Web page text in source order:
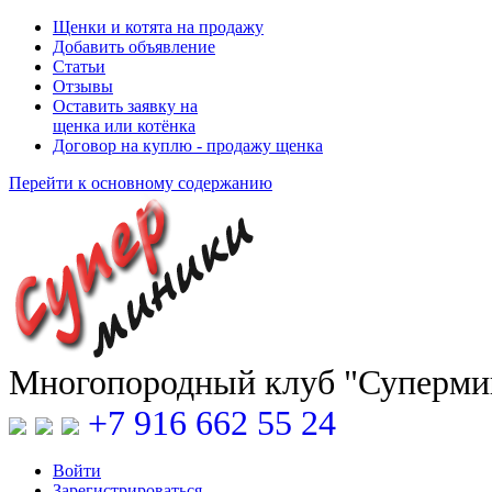
Щенки и котята на продажу
Добавить объявление
Статьи
Отзывы
Оставить заявку на
щенка или котёнка
Договор на куплю - продажу щенка
Перейти к основному содержанию
Многопородный клуб
+7 916 662 55 24
Войти